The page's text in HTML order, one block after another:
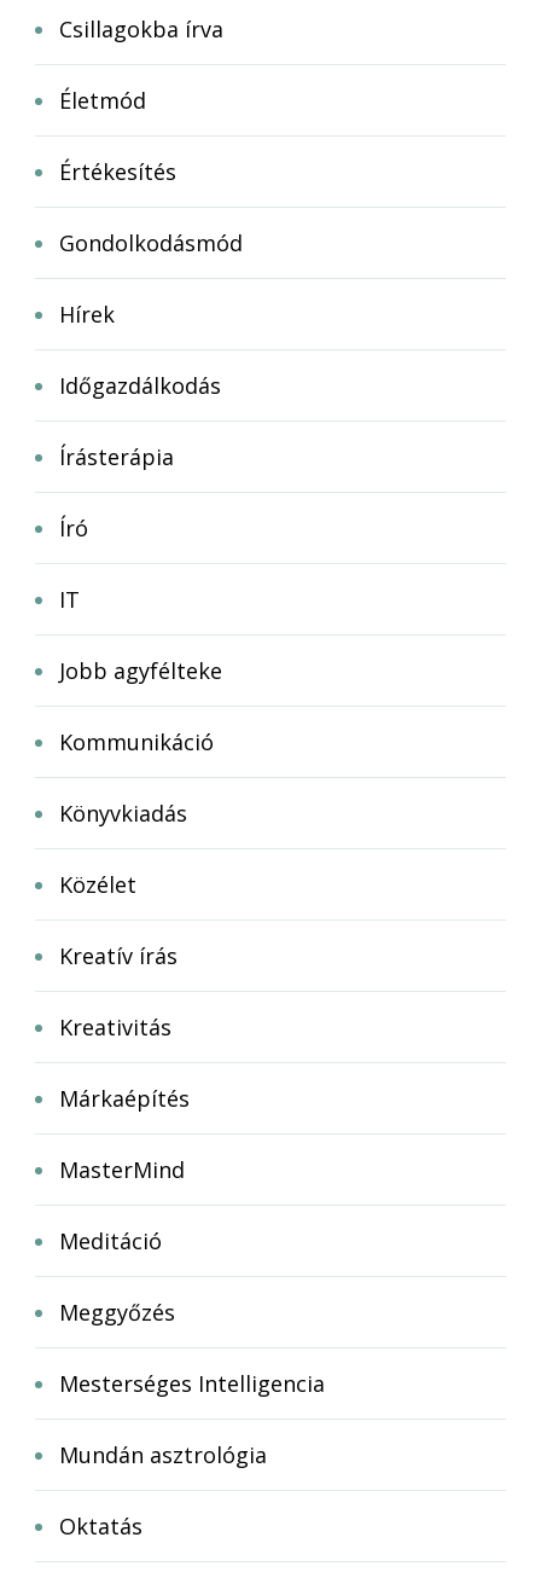
Csillagokba írva
Életmód
Értékesítés
Gondolkodásmód
Hírek
Időgazdálkodás
Írásterápia
Író
IT
Jobb agyfélteke
Kommunikáció
Könyvkiadás
Közélet
Kreatív írás
Kreativitás
Márkaépítés
MasterMind
Meditáció
Meggyőzés
Mesterséges Intelligencia
Mundán asztrológia
Oktatás